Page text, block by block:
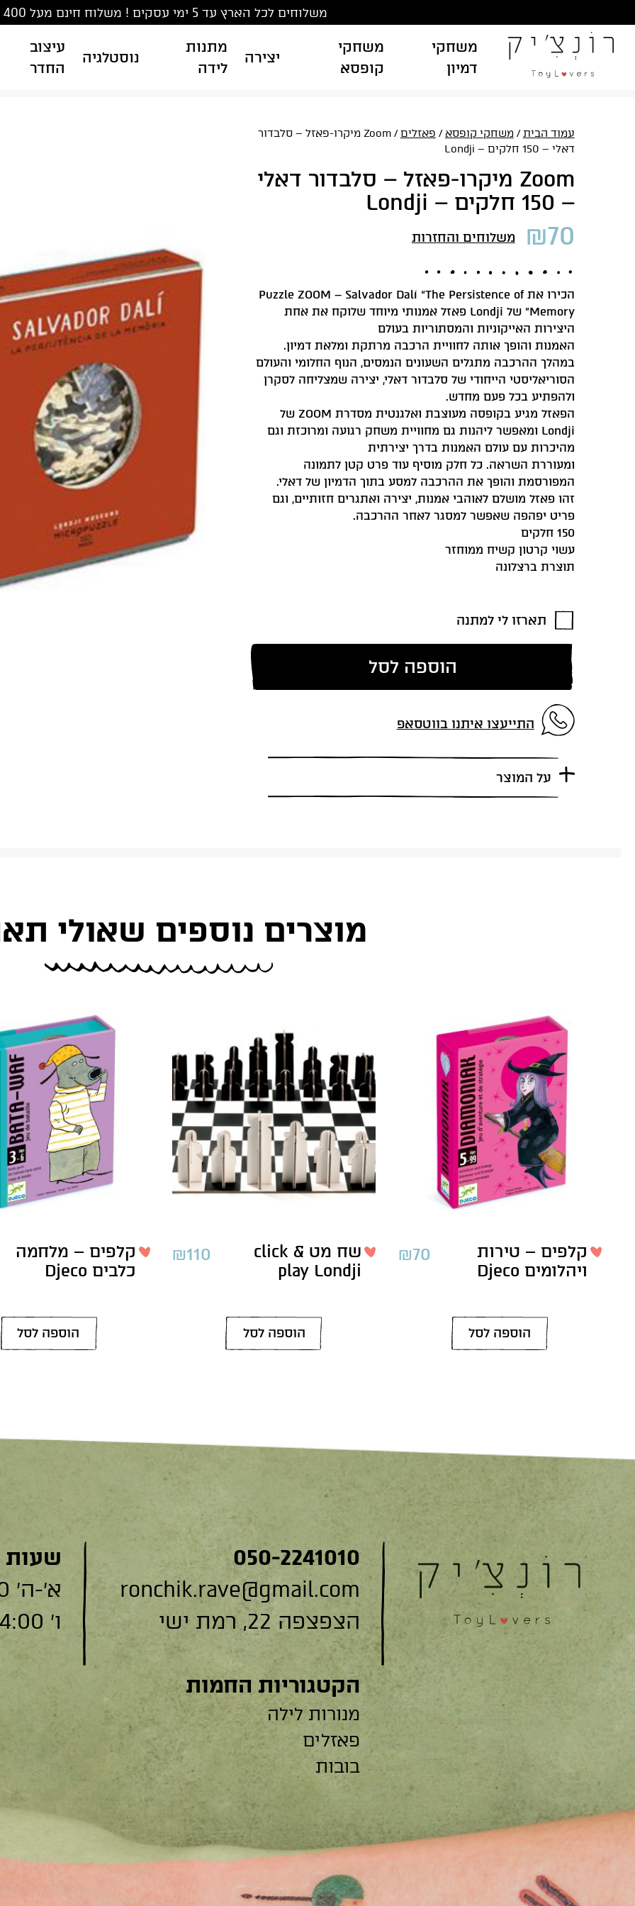
to
content
משלוחים לכל הארץ עד 5 ימי עסקים ! משלוח חינם מעל 400 ₪
משחקי
דמיון
משחקי
קופסא
יצירה
מתנות
לידה
נוסטלגיה
עיצוב
החדר
עמוד הבית/ משחקי קופסא / פאזלים
/ Zoom מיקרו-פאזל – סלבדור
דאלי – 150 חלקים – Londji
Zoom מיקרו-פאזל – סלבדור דאלי
– 150 חלקים – Londji
₪70 משלוחים והחזרות
הכירו את Puzzle ZOOM – Salvador Dalí “The Persistence of
Memory” של Londji פאזל אמנותי מיוחד שלוקח את אחת
היצירות האייקוניות והמסתוריות בעולם
האמנות והופך אותה לחוויית הרכבה מרתקת ומלאת דמיון.
במהלך ההרכבה מתגלים השעונים הנמסים, הנוף החלומי והעולם
הסוריאליסטי הייחודי של סלבדור דאלי, יצירה שמצליחה לסקרן
ולהפתיע בכל פעם מחדש.
הפאזל מגיע בקופסה מעוצבת ואלגנטית מסדרת ZOOM של
Londji ומאפשר ליהנות גם מחוויית משחק רגועה ומרוכזת וגם
מהיכרות עם עולם האמנות בדרך יצירתית
ומעוררת השראה. כל חלק מוסיף עוד פרט קטן לתמונה
המפורסמת והופך את ההרכבה למסע בתוך הדמיון של דאלי.
זהו פאזל מושלם לאוהבי אמנות, יצירה ואתגרים חזותיים, וגם
פריט יפהפה שאפשר למסגר לאחר ההרכבה.
150 חלקים
עשוי קרטון קשיח ממוחזר
תוצרת ברצלונה
תארזו לי למתנה
הוספה לסל
התייעצו איתנו בווטסאפ
על המוצר
מוצרים נוספים שאולי
קלפים – טירות
ויהלומים Djeco
₪70
הוספה לסל
שח מט click &
play Londji
₪110
הוספה לסל
קלפים – מלחמה
כלבים Djeco
הוספה לסל
050-2241010
ronchik.rave@gmail.com
הצפצפה 22, רמת ישי
הקטגוריות החמות
מנורות לילה
פאזלים
בובות
שעות
א׳-ה׳ 9:00-19:00
ו׳ 9:00-14:00